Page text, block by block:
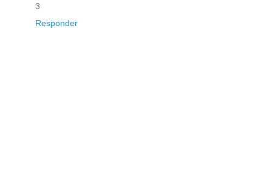
3
Responder